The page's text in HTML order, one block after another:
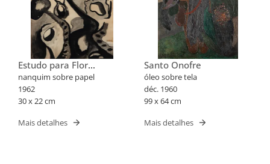
Estudo para Flor
Fantástica XXX
nanquim sobre papel
1962
30 x 22 cm
Mais detalhes
Santo Onofre
óleo sobre tela
déc. 1960
99 x 64 cm
Mais detalhes